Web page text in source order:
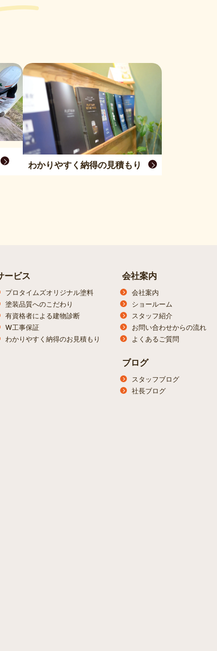
わかりやすく納得の見積もり
ービス
プロタイムズオリジナル塗料
塗装品質へのこだわり
有資格者による建物診断
W工事保証
わかりやすく納得のお見積もり
会社案内
会社案内
ショールーム
スタッフ紹介
お問い合わせからの流れ
よくあるご質問
ブログ
スタッフブログ
社長ブログ